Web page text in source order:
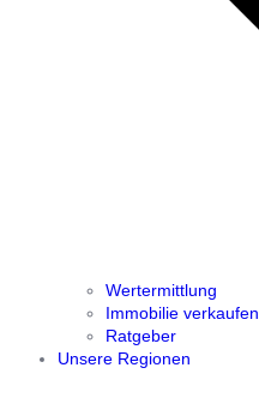
Wertermittlung
Immobilie verkaufen
Ratgeber
Unsere Regionen